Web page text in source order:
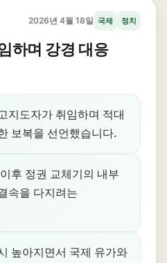
2026년 4월 18일 국제 정치
하며 강경 대응
지도자가 취임하며 적대
보복을 선언했습니다.
후 정권 교체기의 내부
속을 다지려는
높아지면서 국제 유가와